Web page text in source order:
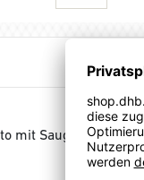
mit Saugnäpfen.